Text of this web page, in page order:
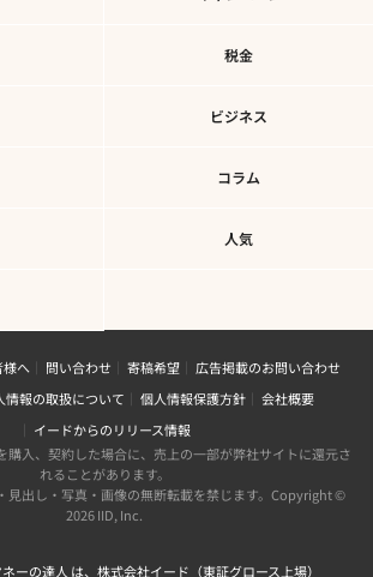
税金
ビジネス
コラム
人気
へ 問い合わせ 寄稿希望
広告掲載のお問い合わせ
情報の取扱について 個人情報保護方針
会社概要
イードからのリリース情報
購入、契約した場合に、売上の一部が弊社サイトに還元さ
れることがあります。
見出し・写真・画像の無断転載を禁じます。Copyright ©
2026 IID, Inc.
ネーの達人 は、株式会社イード（東証グロース上場）